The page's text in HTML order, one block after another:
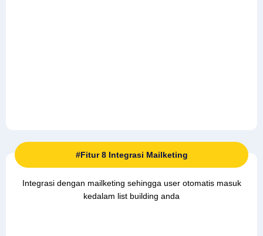
#Fitur 8 Integrasi Mailketing
Integrasi dengan mailketing sehingga user otomatis masuk
kedalam list building anda